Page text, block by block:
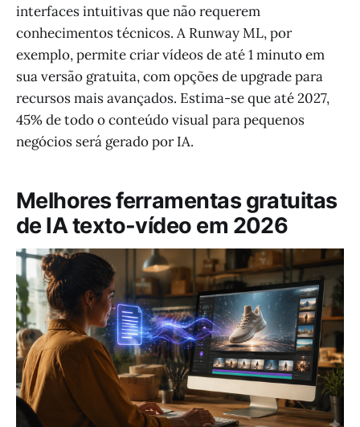
interfaces intuitivas que não requerem
conhecimentos técnicos. A Runway ML, por
exemplo, permite criar vídeos de até 1 minuto em
sua versão gratuita, com opções de upgrade para
recursos mais avançados. Estima-se que até 2027,
45% de todo o conteúdo visual para pequenos
negócios será gerado por IA.
Melhores ferramentas gratuitas
de IA texto-vídeo em 2026